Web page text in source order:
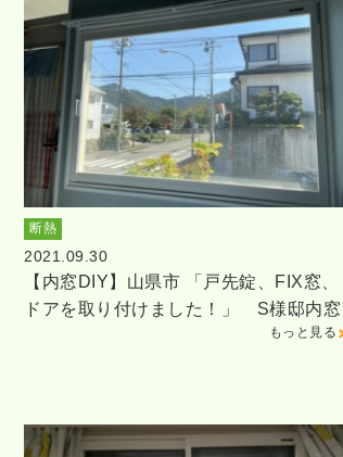
断熱
2021.09.30
【内窓DIY】山県市 「戸先錠、FIX窓、
ドアを取り付けました！」 S様邸内窓
もっと見る